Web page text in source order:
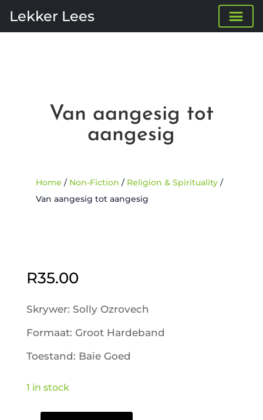
Lekker Lees
Van aangesig tot
aangesig
Home / Non-Fiction / Religion & Spirituality/
Van aangesig tot aangesig
R35.00
Skrywer: Solly Ozrovech
Formaat: Groot Hardeband
Toestand: Baie Goed
1 in stock